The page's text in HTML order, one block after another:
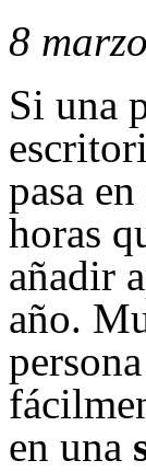
8
Si una
pasa en
horas
añadir
año.
en una